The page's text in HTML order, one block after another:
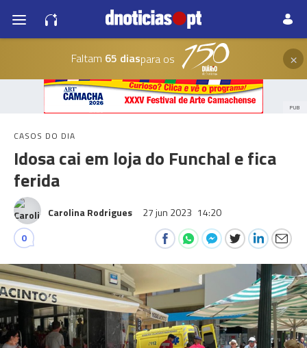
Faltam 65 diaspara os ×
PUB
CASOS DO DIA
Idosa cai em loja do Funchal e fica
ferida
Carolina Rodrigues 27 jun 2023 14:20
0